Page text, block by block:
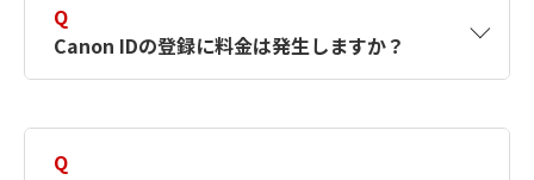
択したサービスから取得します。アカウントを
簡単に作成できるように、この情報を使用して
Canon IDの登録フォームを入力します。
Q
Canon IDの登録に料金は発生しますか？
Q